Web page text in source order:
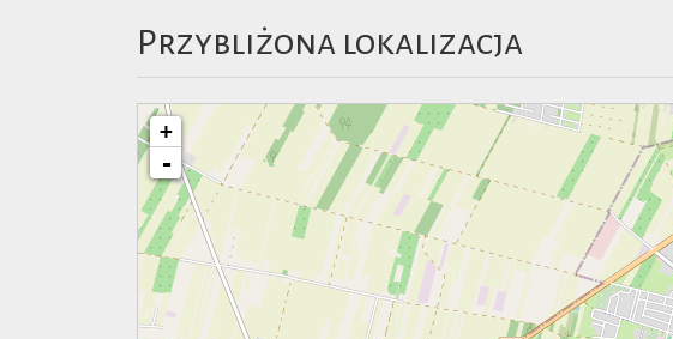
Przybliżona lokalizacja
+
-